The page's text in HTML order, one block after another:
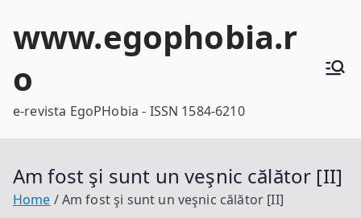
www.egophobia.r
o
e-revista EgoPHobia - ISSN 1584-6210
Am fost şi sunt un veşnic călător [II]
Home Am fost şi sunt un veşnic călător [II]